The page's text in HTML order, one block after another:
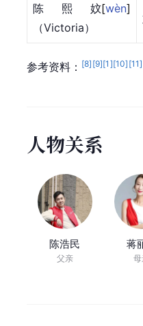
陈熙 妏[wèn]
（Victoria）
参考资料： [8] [9][1 ][10] [11]
人物关系
陈浩民
父亲
蒋